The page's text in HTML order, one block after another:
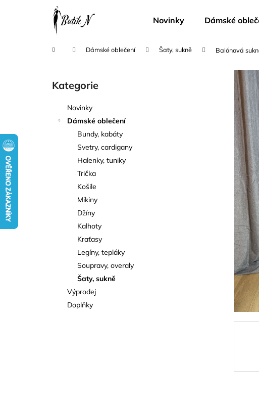
Novinky Dámské
Domů Dámské oblečení Šaty, sukně Balónová
Přeskočit
kategorie
Kategorie
Novinky
Dámské oblečení
Bundy, kabáty
Svetry, cardigany
Halenky, tuniky
Trička
Košile
Mikiny
Džíny
Kalhoty
Kraťasy
Legíny, tepláky
Soupravy, overaly
Šaty, sukně
Výprodej
Doplňky
Co